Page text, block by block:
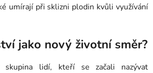
umírají při sklizni plodin kvůli využívání
jako nový životní směr?
lidí, kteří se začali nazývat